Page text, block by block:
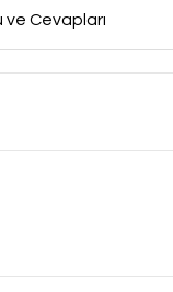
ve Cevapları